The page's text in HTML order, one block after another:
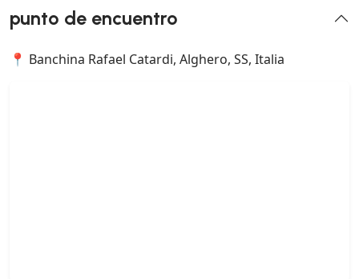
punto de encuentro
📍 Banchina Rafael Catardi, Alghero, SS, Italia